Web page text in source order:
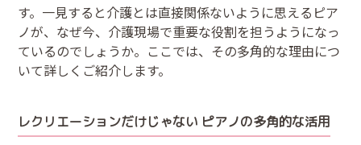
す。一見すると介護とは直接関係ないように思えるピア
ノが、なぜ今、介護現場で重要な役割を担うようになっ
ているのでしょうか。ここでは、その多角的な理由につ
いて詳しくご紹介します。
レクリエーションだけじゃない ピアノの多角的な活用